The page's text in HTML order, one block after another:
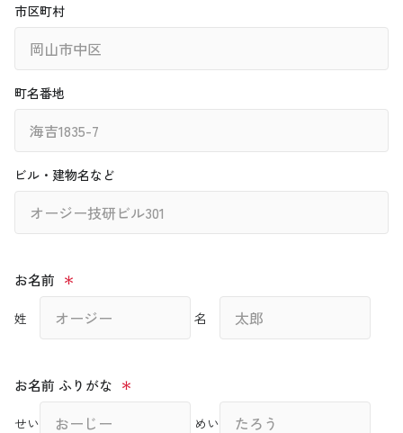
市区町村
町名番地
ビル・建物名など
お名前
姓 名
お名前 ふりがな
せい めい